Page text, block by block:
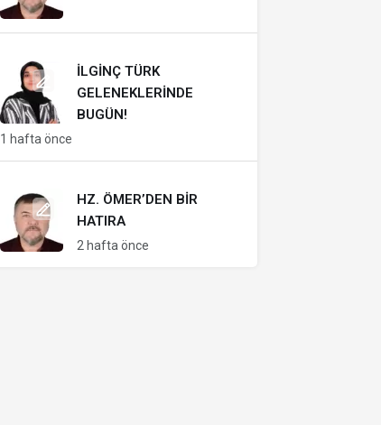
İLGINÇ TÜRK
GELENEKLERINDE
BUGÜN!
1 hafta önce
HZ. ÖMER’DEN BIR
HATIRA
2 hafta önce